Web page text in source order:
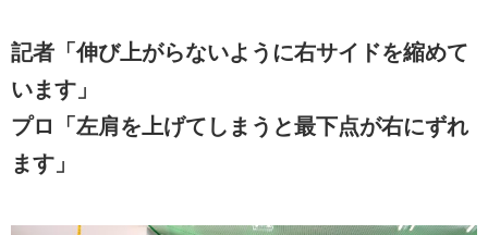
記者「伸び上がらないように右サイドを縮めて
います」
プロ「左肩を上げてしまうと最下点が右にずれ
ます」